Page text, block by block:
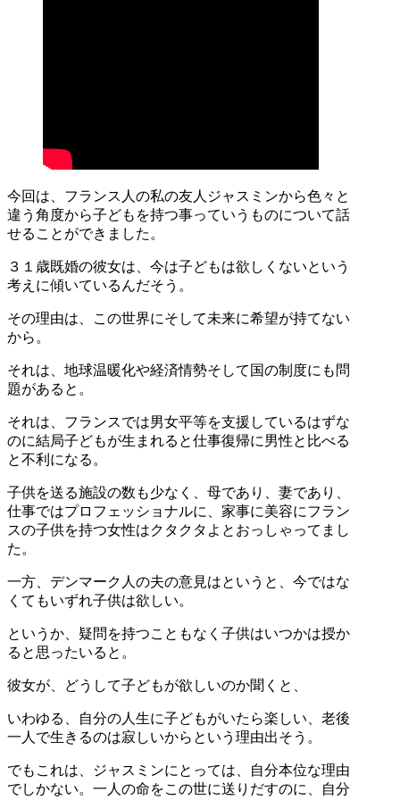
今回は、フランス人の私の友人ジャスミンから色々と
違う角度から子どもを持つ事っていうものについて話
せることができました。
３１歳既婚の彼女は、今は子どもは欲しくないという
考えに傾いているんだそう。
その理由は、この世界にそして未来に希望が持てない
から。
それは、地球温暖化や経済情勢そして国の制度にも問
題があると。
それは、フランスでは男女平等を支援しているはずな
のに結局子どもが生まれると仕事復帰に男性と比べる
と不利になる。
子供を送る施設の数も少なく、母であり、妻であり、
仕事ではプロフェッショナルに、家事に美容にフラン
スの子供を持つ女性はクタクタよとおっしゃってまし
た。
一方、デンマーク人の夫の意見はというと、今ではな
くてもいずれ子供は欲しい。
というか、疑問を持つこともなく子供はいつかは授か
ると思ったいると。
彼女が、どうして子どもが欲しいのか聞くと、
いわゆる、自分の人生に子どもがいたら楽しい、老後
一人で生きるのは寂しいからという理由出そう。
でもこれは、ジャスミンにとっては、自分本位な理由
でしかない。一人の命をこの世に送りだすのに、自分